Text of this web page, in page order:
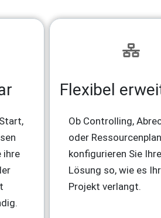
ihre
Flexibel
Ob Controlling,
oder
konfigurieren Sie Ihre
Lösung so, wie es Ihr
Projekt verlangt.